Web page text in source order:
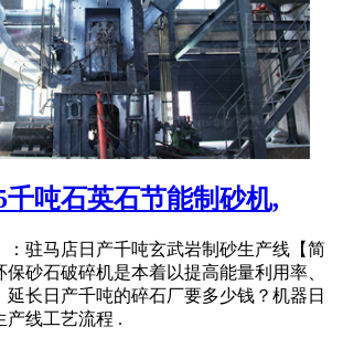
千吨石英石节能制砂机,
：驻马店日产千吨玄武岩制砂生产线【简
保砂石破碎机是本着以提高能量利用率、
延长日产千吨的碎石厂要多少钱？机器日
产线工艺流程 .